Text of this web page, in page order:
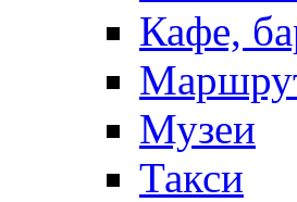
Кафе,
Музеи
Такси